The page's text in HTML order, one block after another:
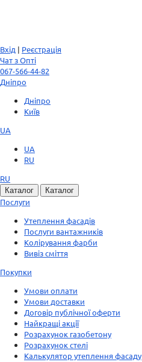
Вхід | Реєстрація
Чат з Опті
067-566-44-82
Дніпро
Дніпро
Київ
UA
UA
RU
RU
Каталог Каталог
Послуги
Утеплення фасадів
Послуги вантажників
Колірування фарби
Вивіз сміття
Покупки
Умови оплати
Умови доставки
Договір публічної оферти
Найкращі акції
Розрахунок газобетону
Розрахунок стелі
Калькулятор утеплення фасаду